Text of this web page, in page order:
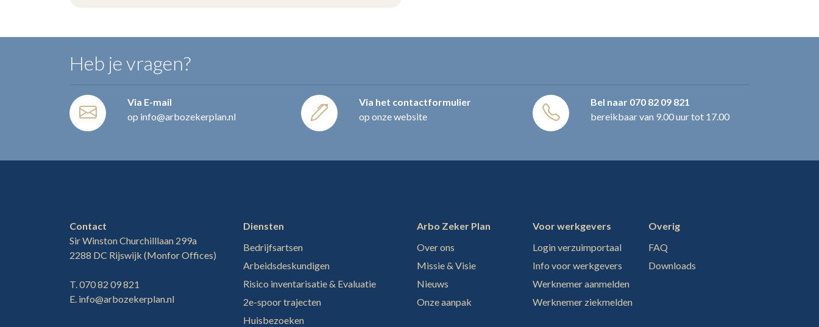
Heb je vragen?
Via E-mail
op info@arbozekerplan.nl
Via het contactformulier
op onze website
Bel naar 070 82 09 821
bereikbaar van 9.00 uur tot 17.00
Contact
Sir Winston Churchilllaan 299a
2288 DC Rijswijk (Monfor Offices)
T. 070 82 09 821
E. info@arbozekerplan.nl
Diensten
Bedrijfsartsen
Arbeidsdeskundigen
Risico inventarisatie & Evaluatie
2e-spoor trajecten
Huisbezoeken
Arbo Zeker Plan
Over ons
Missie & Visie
Nieuws
Onze aanpak
Voor werkgevers
Login verzuimportaal
Info voor werkgevers
Werknemer aanmelden
Werknemer ziekmelden
Overig
FAQ
Downloads